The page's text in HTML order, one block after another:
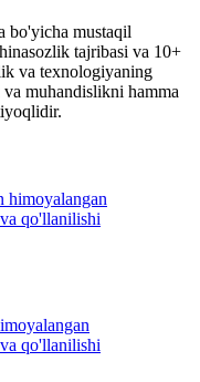
bo'yicha mustaqil
tajribasi va 10+
va texnologiyaning
muhandislikni hamma
qo'llanilishi